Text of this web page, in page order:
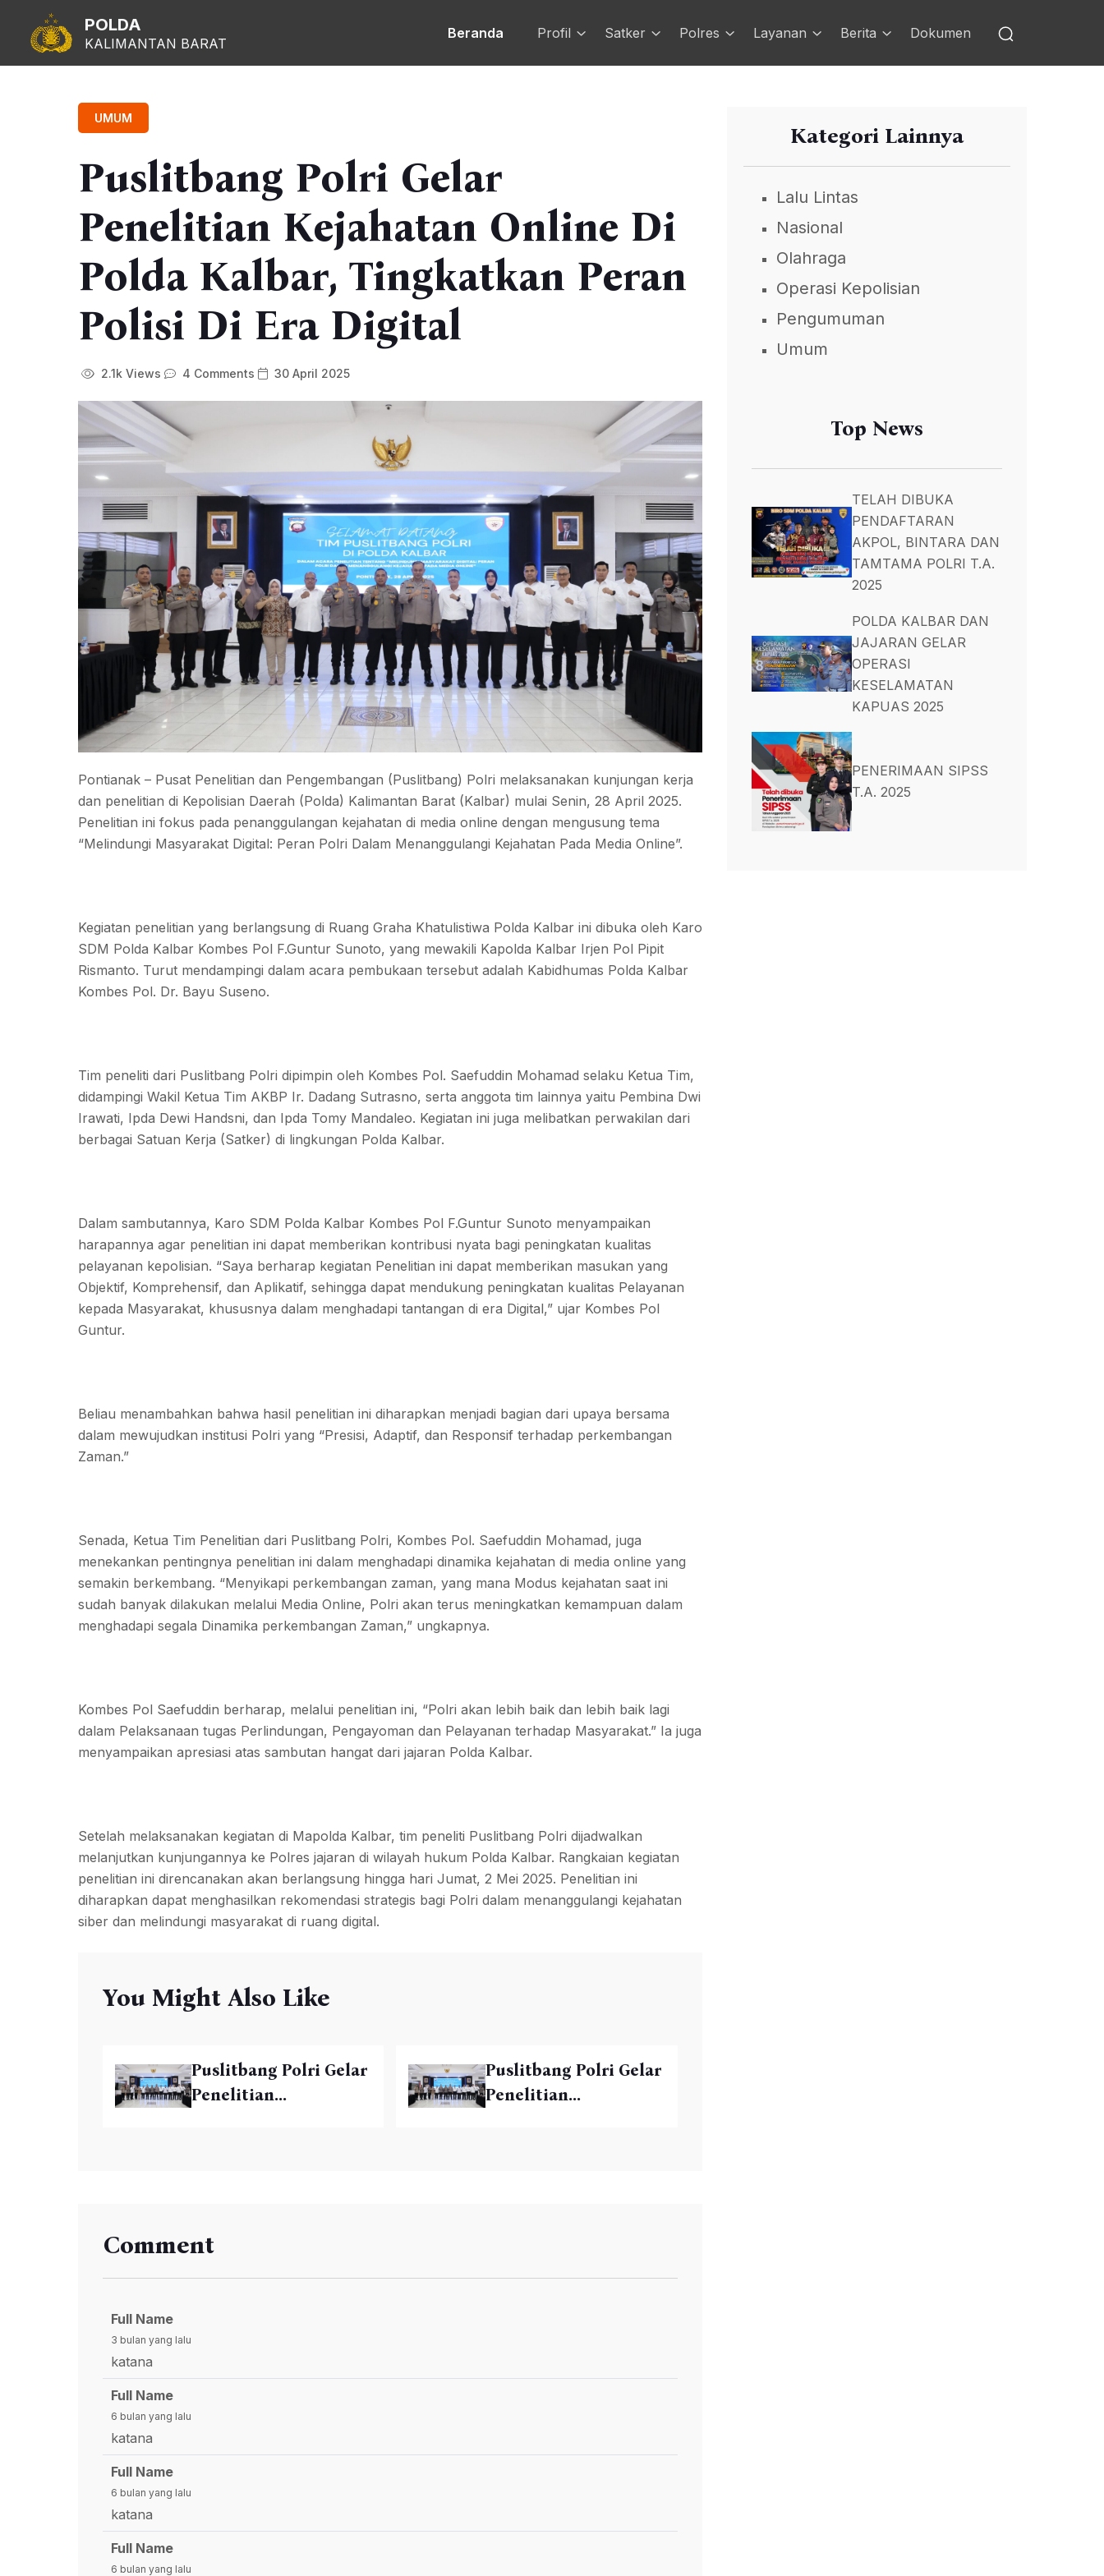
POLDA
KALIMANTAN BARAT
Beranda Profil Satker Polres Layanan Berita Dokumen
UMUM
Puslitbang Polri Gelar
Penelitian Kejahatan Online Di
Polda Kalbar, Tingkatkan Peran
Polisi Di Era Digital
2.1k Views 4 Comments 30 April 2025
Pontianak – Pusat Penelitian dan Pengembangan (Puslitbang) Polri melaksanakan kunjungan kerja
dan penelitian di Kepolisian Daerah (Polda) Kalimantan Barat (Kalbar) mulai Senin, 28 April 2025.
Penelitian ini fokus pada penanggulangan kejahatan di media online dengan mengusung tema
“Melindungi Masyarakat Digital: Peran Polri Dalam Menanggulangi Kejahatan Pada Media Online”.
Kegiatan penelitian yang berlangsung di Ruang Graha Khatulistiwa Polda Kalbar ini dibuka oleh Karo
SDM Polda Kalbar Kombes Pol F.Guntur Sunoto, yang mewakili Kapolda Kalbar Irjen Pol Pipit
Rismanto. Turut mendampingi dalam acara pembukaan tersebut adalah Kabidhumas Polda Kalbar
Kombes Pol. Dr. Bayu Suseno.
Tim peneliti dari Puslitbang Polri dipimpin oleh Kombes Pol. Saefuddin Mohamad selaku Ketua Tim,
didampingi Wakil Ketua Tim AKBP Ir. Dadang Sutrasno, serta anggota tim lainnya yaitu Pembina Dwi
Irawati, Ipda Dewi Handsni, dan Ipda Tomy Mandaleo. Kegiatan ini juga melibatkan perwakilan dari
berbagai Satuan Kerja (Satker) di lingkungan Polda Kalbar.
Dalam sambutannya, Karo SDM Polda Kalbar Kombes Pol F.Guntur Sunoto menyampaikan
harapannya agar penelitian ini dapat memberikan kontribusi nyata bagi peningkatan kualitas
pelayanan kepolisian. “Saya berharap kegiatan Penelitian ini dapat memberikan masukan yang
Objektif, Komprehensif, dan Aplikatif, sehingga dapat mendukung peningkatan kualitas Pelayanan
kepada Masyarakat, khususnya dalam menghadapi tantangan di era Digital,” ujar Kombes Pol
Guntur.
Beliau menambahkan bahwa hasil penelitian ini diharapkan menjadi bagian dari upaya bersama
dalam mewujudkan institusi Polri yang “Presisi, Adaptif, dan Responsif terhadap perkembangan
Zaman.”
Senada, Ketua Tim Penelitian dari Puslitbang Polri, Kombes Pol. Saefuddin Mohamad, juga
menekankan pentingnya penelitian ini dalam menghadapi dinamika kejahatan di media online yang
semakin berkembang. “Menyikapi perkembangan zaman, yang mana Modus kejahatan saat ini
sudah banyak dilakukan melalui Media Online, Polri akan terus meningkatkan kemampuan dalam
menghadapi segala Dinamika perkembangan Zaman,” ungkapnya.
Kombes Pol Saefuddin berharap, melalui penelitian ini, “Polri akan lebih baik dan lebih baik lagi
dalam Pelaksanaan tugas Perlindungan, Pengayoman dan Pelayanan terhadap Masyarakat.” Ia juga
menyampaikan apresiasi atas sambutan hangat dari jajaran Polda Kalbar.
Setelah melaksanakan kegiatan di Mapolda Kalbar, tim peneliti Puslitbang Polri dijadwalkan
melanjutkan kunjungannya ke Polres jajaran di wilayah hukum Polda Kalbar. Rangkaian kegiatan
penelitian ini direncanakan akan berlangsung hingga hari Jumat, 2 Mei 2025. Penelitian ini
diharapkan dapat menghasilkan rekomendasi strategis bagi Polri dalam menanggulangi kejahatan
siber dan melindungi masyarakat di ruang digital.
You Might Also Like
Puslitbang Polri Gelar
Penelitian...
Puslitbang Polri Gelar
Penelitian...
Comment
Full Name
3 bulan yang lalu
katana
Full Name
6 bulan yang lalu
katana
Full Name
6 bulan yang lalu
katana
Full Name
6 bulan yang lalu
Kategori Lainnya
Lalu Lintas
Nasional
Olahraga
Operasi Kepolisian
Pengumuman
Umum
Top News
TELAH DIBUKA
PENDAFTARAN
AKPOL, BINTARA DAN
TAMTAMA POLRI T.A.
2025
POLDA KALBAR DAN
JAJARAN GELAR
OPERASI
KESELAMATAN
KAPUAS 2025
PENERIMAAN SIPSS
T.A. 2025